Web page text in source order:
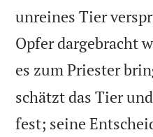
unreines Tier
Opfer dargebracht
es zum Priester
schätzt das Tier
fest; seine